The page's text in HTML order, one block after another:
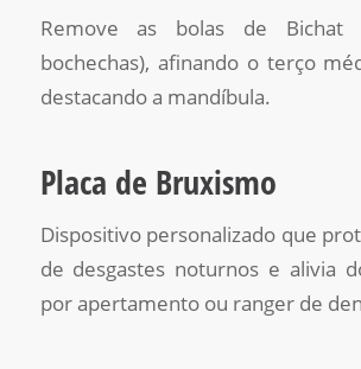
Remove as bolas de Bichat
bochechas), afinando o terço
destacando a mandíbula.
Placa de Bruxismo
Dispositivo personalizado que
de desgastes noturnos e alivia
por apertamento ou ranger de